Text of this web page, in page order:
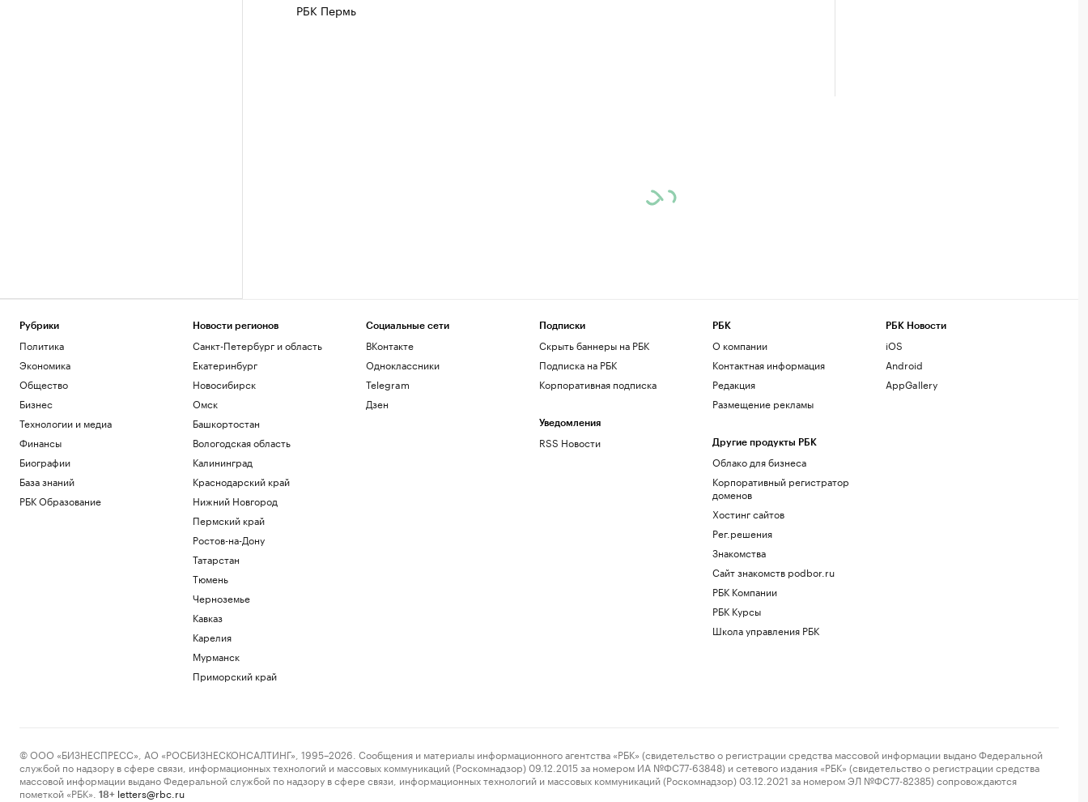
РБК Пермь
Рубрики
Политика
Экономика
Общество
Бизнес
Технологии и медиа
Финансы
Биографии
База знаний
РБК Образование
Новости регионов
Санкт-Петербург и область
Екатеринбург
Новосибирск
Омск
Башкортостан
Вологодская область
Калининград
Краснодарский край
Нижний Новгород
Пермский край
Ростов-на-Дону
Татарстан
Тюмень
Черноземье
Кавказ
Карелия
Мурманск
Приморский край
Социальные сети
ВКонтакте
Одноклассники
Telegram
Дзен
Подписки
Скрыть баннеры на РБК
Подписка на РБК
Корпоративная подписка
Уведомления
RSS Новости
РБК
О компании
Контактная информация
Редакция
Размещение рекламы
Другие продукты РБК
Облако для бизнеса
Корпоративный регистратор
доменов
Хостинг сайтов
Рег.решения
Знакомства
Сайт знакомств podbor.ru
РБК Компании
РБК Курсы
Школа управления РБК
РБК Новости
iOS
Android
AppGallery
© ООО «БИЗНЕСПРЕСС», АО «РОСБИЗНЕСКОНСАЛТИНГ», 1995–2026. Сообщения и материалы информационного агентства «РБК» (свидетельство о регистрации средства массовой информации выдано Федеральной
службой по надзору в сфере связи, информационных технологий и массовых коммуникаций (Роскомнадзор) 09.12.2015 за номером ИА №ФС77-63848) и сетевого издания «РБК» (свидетельство о регистрации средства
массовой информации выдано Федеральной службой по надзору в сфере связи, информационных технологий и массовых коммуникаций (Роскомнадзор) 03.12.2021 за номером ЭЛ №ФС77-82385) сопровождаются
пометкой «РБК».
18+ letters@rbc.ru